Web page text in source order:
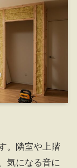
。隣室や上階
気になる音に